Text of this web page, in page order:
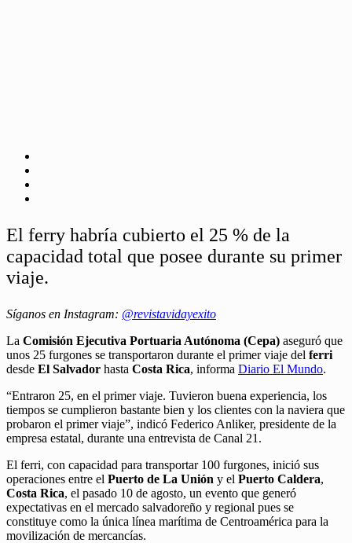
El ferry habría cubierto el 25 % de la
capacidad total que posee durante su primer
viaje.
Síganos en Instagram: @revistavidayexito
La Comisión Ejecutiva Portuaria Autónoma (Cepa) aseguró que
unos 25 furgones se transportaron durante el primer viaje del ferri
desde El Salvador hasta Costa Rica, informa Diario El Mundo.
“Entraron 25, en el primer viaje. Tuvieron buena experiencia, los
tiempos se cumplieron bastante bien y los clientes con la naviera que
probaron el primer viaje”, indicó Federico Anliker, presidente de la
empresa estatal, durante una entrevista de Canal 21.
El ferri, con capacidad para transportar 100 furgones, inició sus
operaciones entre el Puerto de La Unión y el Puerto Caldera,
Costa Rica, el pasado 10 de agosto, un evento que generó
expectativas en el mercado salvadoreño y regional pues se
constituye como la única línea marítima de Centroamérica para la
movilización de mercancías.